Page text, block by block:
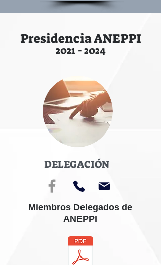
Presidencia ANEPPI
2021 - 2024
DELEGACIÓN
Miembros Delegados de
ANEPPI